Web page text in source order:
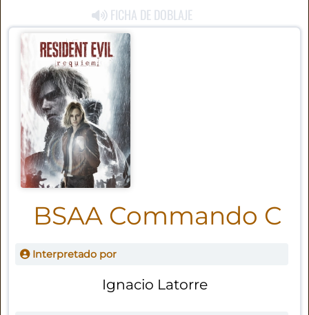
FICHA DE DOBLAJE
BSAA Commando C
Interpretado por
Ignacio Latorre